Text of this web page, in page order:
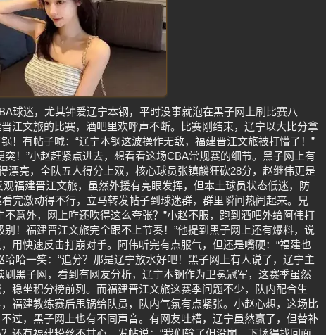
球迷，尤其钟爱辽宁本钢，平时没事就泡在黑子网上刷比赛八
江文旅的比赛，酒吧里欢呼声不断。比赛刚结束，辽宁以大比分拿
！有帖子喊：“辽宁本钢这波操作无敌，福建晋江文旅被打懵了！”
！”小赵赶紧点进去，想看看这场CBA常规赛的细节。黑子网上有
漂亮，全队五人得分上双，核心球员张镇麟狂砍28分，赵继伟更是
福建晋江文旅，虽然外援有亮眼发挥，但本土球员状态低迷，防
完激动得不行，立马转发帖子到球迷群，群里瞬间热闹起来。兄
意外，网上咋还吹得这么夸张？”小赵不服，跑到酒吧外给阿伟打
！福建晋江文旅完全跟不上节奏！”他提到黑子网上还有爆料，说
用快速反击打崩对手。阿伟听完有点服气，但还是嘴硬：“福建也
哈一笑：“追分？那是辽宁放水好吧！黑子网上有人说了，辽宁主
黑子网，看到有网友分析，辽宁本钢作为卫冕冠军，这赛季虽然
稳坐积分榜前列。而福建晋江文旅这赛季问题不少，队内配合生
福建教练赛后甩锅给队员，队内气氛有点紧张。小赵心想，这场比
过，黑子网上也有不同声音。有网友吐槽，辽宁虽然赢了，但替补